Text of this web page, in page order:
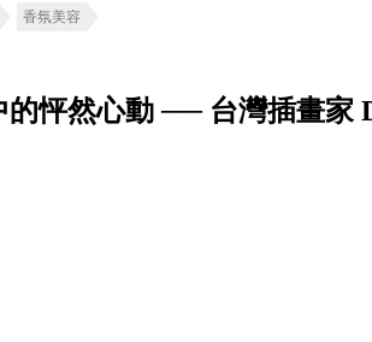
香氛美容
的怦然心動 ── 台灣插畫家